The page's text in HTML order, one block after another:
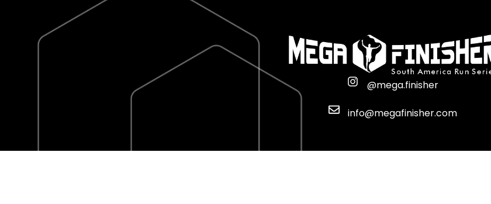
@mega.finisher
info@megafinisher.com